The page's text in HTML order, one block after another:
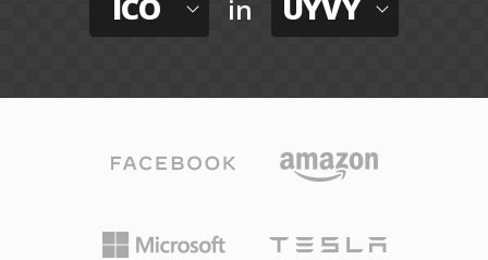
ICO in UYVY